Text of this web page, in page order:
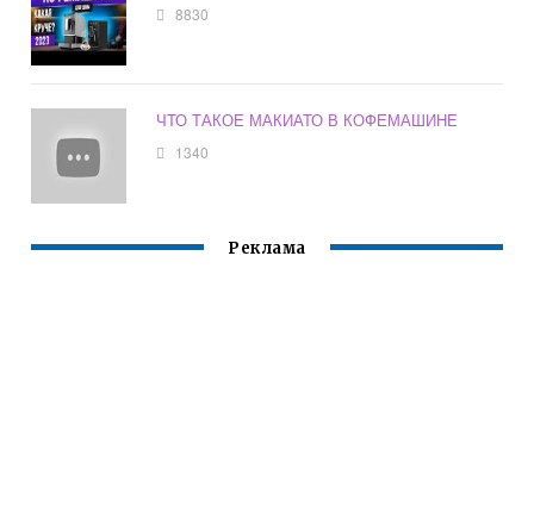
8830
ЧТО ТАКОЕ МАКИАТО В КОФЕМАШИНЕ
1340
Реклама